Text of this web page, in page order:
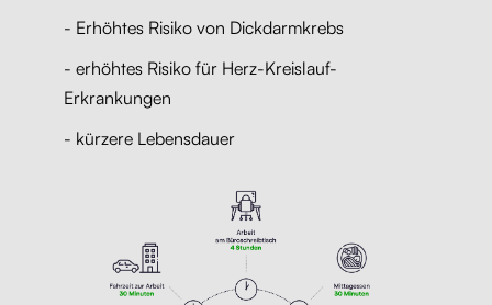
- Erhöhtes Risiko von Dickdarmkrebs
- erhöhtes Risiko für Herz-Kreislauf-
Erkrankungen
- kürzere Lebensdauer